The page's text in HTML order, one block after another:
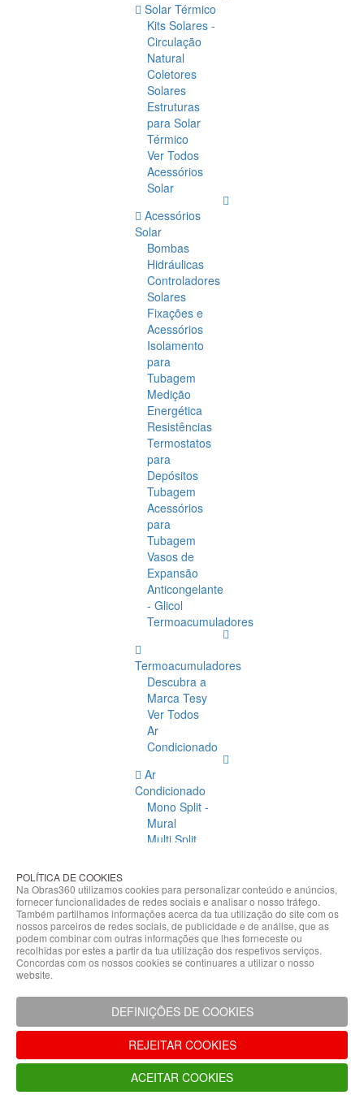
Solar Térmico
Kits Solares -
Circulação
Natural
Coletores
Solares
Estruturas
para Solar
Térmico
Ver Todos
Acessórios
Solar
Acessórios
Solar
Bombas
Hidráulicas
Controladores
Solares
Fixações e
Acessórios
Isolamento
para
Tubagem
Medição
Energética
Resistências
Termostatos
para
Depósitos
Tubagem
Acessórios
para
Tubagem
Vasos de
Expansão
Anticongelante
- Glicol
Termoacumuladores
Termoacumuladores
Descubra a
Marca Tesy
Ver Todos
Ar
Condicionado
Ar
Condicionado
Mono Split -
Mural
Multi Split
Condicionado
Acessórios
Climatização
Acessórios
Climatização
Hidráulicas
Controladores
Fixações e
Acessórios
Isolamento
para
Tubagem
POLÍTICA DE COOKIES
Na Obras360 utilizamos cookies para personalizar conteúdo e anúncios,
fornecer funcionalidades de redes sociais e analisar o nosso tráfego.
Também partilhamos informações acerca da tua utilização do site com os
nossos parceiros de redes sociais, de publicidade e de análise, que as
podem combinar com outras informações que lhes forneceste ou
recolhidas por estes a partir da tua utilização dos respetivos serviços.
Concordas com os nossos cookies se continuares a utilizar o nosso
website.
DEFINIÇÕES DE COOKIES
REJEITAR COOKIES
ACEITAR COOKIES